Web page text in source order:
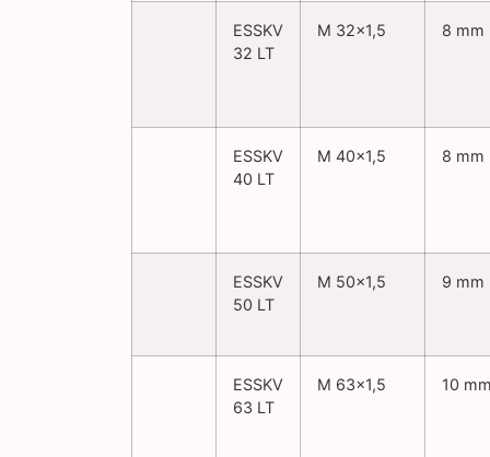
ESSKV
32 LT
M 32×1,5 8 mm
ESSKV
40 LT
M 40×1,5 8 mm
ESSKV
50 LT
M 50×1,5 9 mm
ESSKV
63 LT
M 63×1,5 10